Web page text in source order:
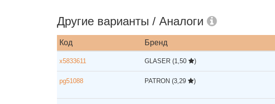
Другие варианты / Аналоги
Код Бренд
x5833611 GLASER (1,50 )
pg51088 PATRON (3,29 )